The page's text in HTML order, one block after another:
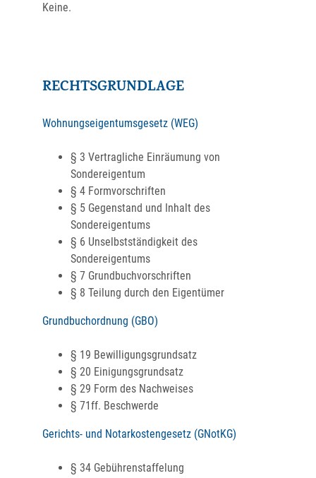
Keine.
RECHTSGRUNDLAGE
Wohnungseigentumsgesetz (WEG)
§ 3 Vertragliche Einräumung von
Sondereigentum
§ 4 Formvorschriften
§ 5 Gegenstand und Inhalt des
Sondereigentums
§ 6 Unselbstständigkeit des
Sondereigentums
§ 7 Grundbuchvorschriften
§ 8 Teilung durch den Eigentümer
Grundbuchordnung (GBO)
§ 19 Bewilligungsgrundsatz
§ 20 Einigungsgrundsatz
§ 29 Form des Nachweises
§ 71ff. Beschwerde
Gerichts- und Notarkostengesetz (GNotKG)
§ 34 Gebührenstaffelung